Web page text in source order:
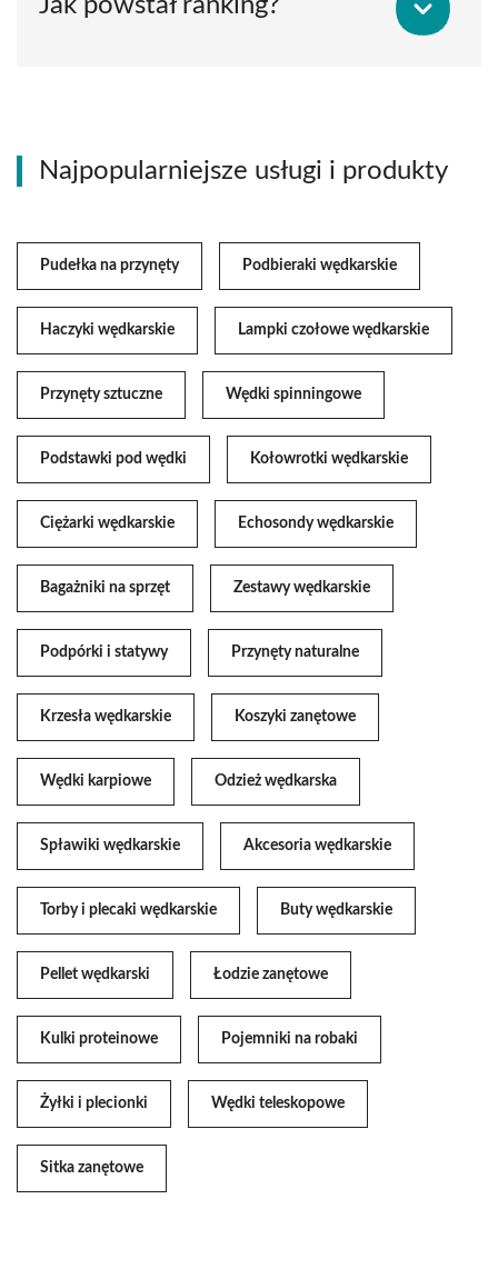
Jak powstał ranking?
Najpopularniejsze usługi i produkty
Pudełka na przynęty Podbieraki wędkarskie
Haczyki wędkarskie Lampki czołowe wędkarskie
Przynęty sztuczne Wędki spinningowe
Podstawki pod wędki Kołowrotki wędkarskie
Ciężarki wędkarskie Echosondy wędkarskie
Bagażniki na sprzęt Zestawy wędkarskie
Podpórki i statywy Przynęty naturalne
Krzesła wędkarskie Koszyki zanętowe
Wędki karpiowe Odzież wędkarska
Spławiki wędkarskie Akcesoria wędkarskie
Torby i plecaki wędkarskie Buty wędkarskie
Pellet wędkarski Łodzie zanętowe
Kulki proteinowe Pojemniki na robaki
Żyłki i plecionki Wędki teleskopowe
Sitka zanętowe